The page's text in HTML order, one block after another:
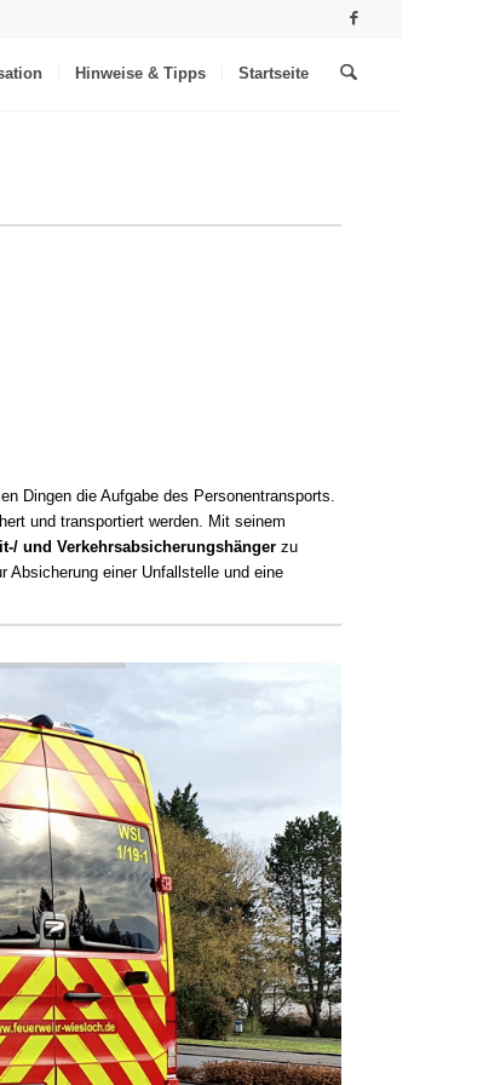
Hinweise & Tipps Startseite
Dingen die Aufgabe des Personentransports.
und transportiert werden. Mit seinem
und Verkehrsabsicherungshänger zu
Absicherung einer Unfallstelle und eine